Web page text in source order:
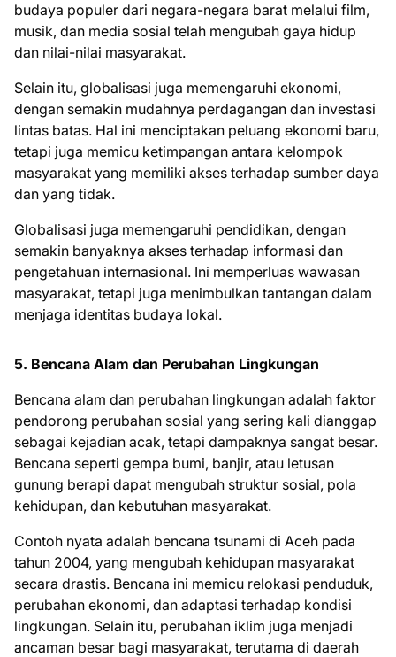
budaya populer dari negara-negara barat melalui film,
musik, dan media sosial telah mengubah gaya hidup
dan nilai-nilai masyarakat.
Selain itu, globalisasi juga memengaruhi ekonomi,
dengan semakin mudahnya perdagangan dan investasi
lintas batas. Hal ini menciptakan peluang ekonomi baru,
tetapi juga memicu ketimpangan antara kelompok
masyarakat yang memiliki akses terhadap sumber daya
dan yang tidak.
Globalisasi juga memengaruhi pendidikan, dengan
semakin banyaknya akses terhadap informasi dan
pengetahuan internasional. Ini memperluas wawasan
masyarakat, tetapi juga menimbulkan tantangan dalam
menjaga identitas budaya lokal.
5. Bencana Alam dan Perubahan Lingkungan
Bencana alam dan perubahan lingkungan adalah faktor
pendorong perubahan sosial yang sering kali dianggap
sebagai kejadian acak, tetapi dampaknya sangat besar.
Bencana seperti gempa bumi, banjir, atau letusan
gunung berapi dapat mengubah struktur sosial, pola
kehidupan, dan kebutuhan masyarakat.
Contoh nyata adalah bencana tsunami di Aceh pada
tahun 2004, yang mengubah kehidupan masyarakat
secara drastis. Bencana ini memicu relokasi penduduk,
perubahan ekonomi, dan adaptasi terhadap kondisi
lingkungan. Selain itu, perubahan iklim juga menjadi
ancaman besar bagi masyarakat, terutama di daerah